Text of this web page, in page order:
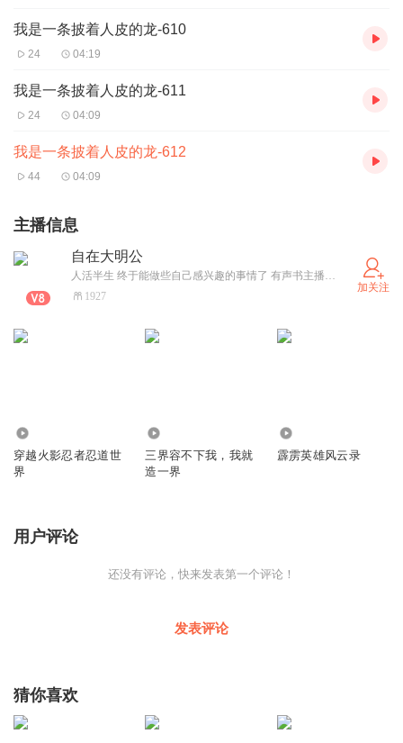
我是一条披着人皮的龙-610
24 04:19
我是一条披着人皮的龙-611
24 04:09
我是一条披着人皮的龙-612
44 04:09
主播信息
自在大明公
人活半生 终于能做些自己感兴趣的事情了 有声书主播正是我一直迷蒙却真正喜爱的职业 我对此有一定的天赋与自信 也希望能有幸为听众朋友们呈现更精彩的有声故事(烂书就免了 我真是受够了烂书 网络时代对作家的准入门槛太低太低了 不光你们听着难以忍受 我读着也痛苦万分 抱歉抱歉)
1927
加关注
穿越火影忍者忍道世
界
三界容不下我，我就
造一界
霹雳英雄风云录
用户评论
还没有评论，快来发表第一个评论！
发表评论
猜你喜欢